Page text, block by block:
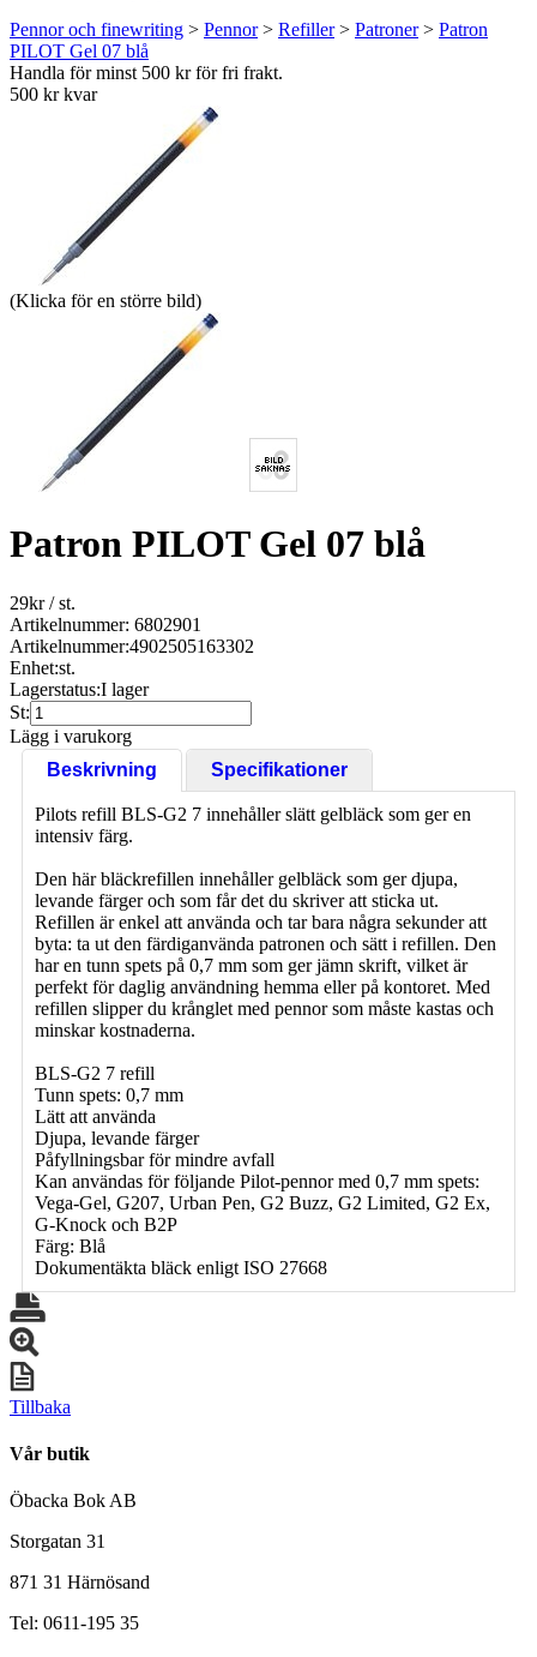
Pennor och finewriting > Pennor> Refiller> Patroner> Patron
PILOT Gel 07 blå
Handla för minst 500 kr för fri frakt.
500 kr kvar
(Klicka för en större bild)
Patron PILOT Gel 07 blå
29kr/ st.
Artikelnummer: 6802901
Artikelnummer:4902505163302
Enhet:st.
Lagerstatus:I lager
St:
Lägg i varukorg
Beskrivning
Specifikationer
Pilots refill BLS-G2 7 innehåller slätt gelbläck som ger en
intensiv färg.
Den här bläckrefillen innehåller gelbläck som ger djupa,
levande färger och som får det du skriver att sticka ut.
Refillen är enkel att använda och tar bara några sekunder att
byta: ta ut den färdiganvända patronen och sätt i refillen. Den
har en tunn spets på 0,7 mm som ger jämn skrift, vilket är
perfekt för daglig användning hemma eller på kontoret. Med
refillen slipper du krånglet med pennor som måste kastas och
minskar kostnaderna.
BLS-G2 7 refill
Tunn spets: 0,7 mm
Lätt att använda
Djupa, levande färger
Påfyllningsbar för mindre avfall
Kan användas för följande Pilot-pennor med 0,7 mm spets:
Vega-Gel, G207, Urban Pen, G2 Buzz, G2 Limited, G2 Ex,
G-Knock och B2P
Färg: Blå
Dokumentäkta bläck enligt ISO 27668
Tillbaka
Vår butik
Öbacka Bok AB
Storgatan 31
871 31 Härnösand
Tel: 0611-195 35